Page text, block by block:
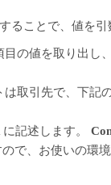
ることで、値を引
の値を取り出し
取引先で、下記
に記述します。
で、お使いの環